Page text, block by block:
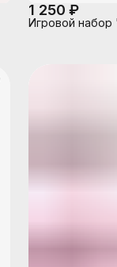
1 250 ₽
Игровой набор